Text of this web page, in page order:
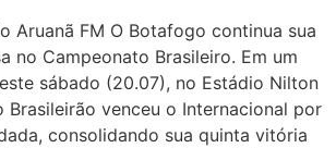
Aruanã FM O Botafogo continua sua
no Campeonato Brasileiro. Em um
sábado (20.07), no Estádio Nilton
Brasileirão venceu o Internacional por
consolidando sua quinta vitória